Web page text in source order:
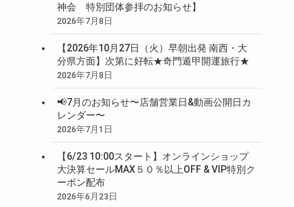
神会 特別団体参拝のお知らせ】
2026年7月8日
【2026年10月27日（火）早朝出発 南西・大
分県方面】次第に好転★奇門遁甲開運旅行★
2026年7月8日
📢7月のお知らせ〜店舗営業日&動画公開日カ
レンダー〜
2026年7月1日
【6/23 10:00スタート】オンラインショップ
大決算セールMAX５０％以上OFF & VIP特別ク
ーポン配布
2026年6月23日